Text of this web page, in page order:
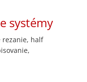
systémy
rezanie, half